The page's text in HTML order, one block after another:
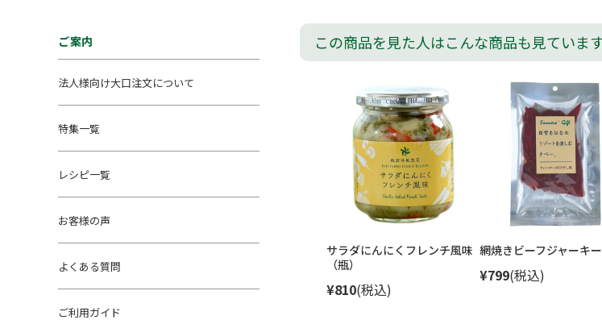
この商品を見た人はこんな商品も見ていま
サラダにんにくフレンチ風味
（瓶）
¥810(税込)
網焼きビーフジャーキー
¥799(税込)
ご案内
法人様向け大口注文について
特集一覧
レシピ一覧
お客様の声
よくある質問
ご利用ガイド